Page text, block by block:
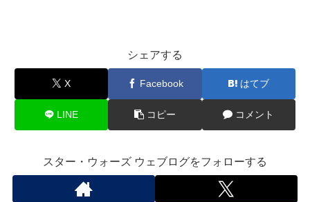
シェアする
X Facebook はてブ
LINE コピー コメント
スター・ウォーズ ウェブログをフォローする